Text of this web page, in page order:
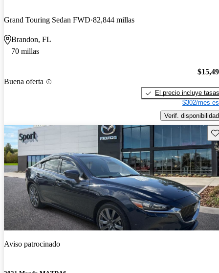
Grand Touring Sedan FWD 82,844 millas
Brandon, FL
70 millas
Buena oferta
El precio incluye tasas
$302/mes
Verif. disponibilidad
Aviso patrocinado